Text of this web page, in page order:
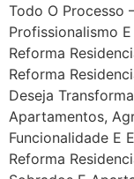
Todo O
Profissionalismo
Reforma
Reforma
Deseja
Apartamentos,
Funcionalidade E
Reforma